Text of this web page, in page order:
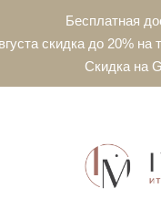
Бесплатная
скидка до 20%
Скидка на